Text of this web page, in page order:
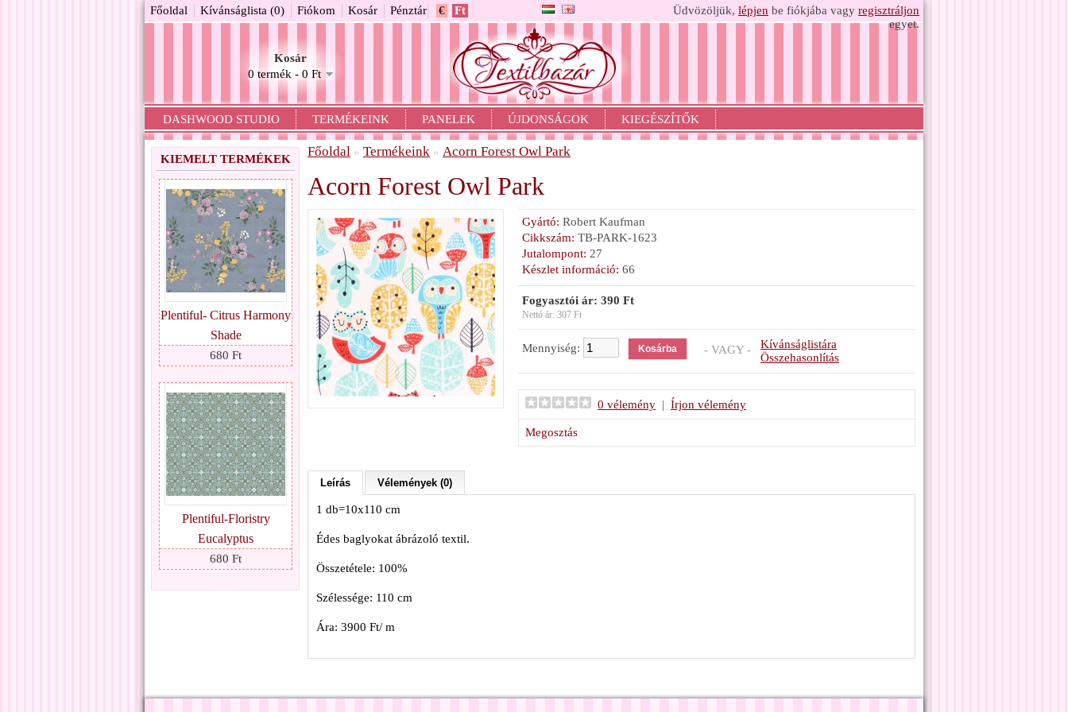
€ Ft
Kosár
0 termék - 0 Ft
Üdvözöljük, lépjen be fiókjába vagy regisztráljon
egyet.
Főoldal Kívánságlista (0) Fiókom Kosár Pénztár
DASHWOOD STUDIO TERMÉKEINK PANELEK ÚJDONSÁGOK KIEGÉSZÍTŐK
KIEMELT TERMÉKEK
Plentiful- Citrus Harmony
Shade
680 Ft
Plentiful-Floristry
Eucalyptus
680 Ft
Főoldal » Termékeink » Acorn Forest Owl Park
Acorn Forest Owl Park
Gyártó: Robert Kaufman
Cikkszám: TB-PARK-1623
Jutalompont: 27
Készlet információ: 66
Fogyasztói ár: 390 Ft
Nettó ár: 307 Ft
Mennyiség: - VAGY - Kívánságlistára
Összehasonlítás
0 vélemény | Írjon vélemény
Megosztás
Leírás Vélemények (0)
1 db=10x110 cm
Édes baglyokat ábrázoló textil.
Összetétele: 100%
Szélessége: 110 cm
Ára: 3900 Ft/ m